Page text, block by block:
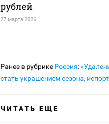
рублей
27 марта 2026
Ранее в рубрике Россия:
стать украшением сезона,
ЧИТАТЬ ЕЩЕ